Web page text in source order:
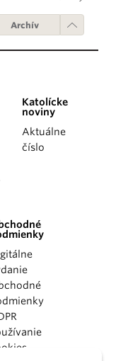
Archív
Katolícke
noviny
Aktuálne
číslo